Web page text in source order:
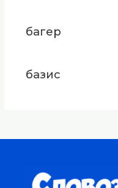
багер
базис